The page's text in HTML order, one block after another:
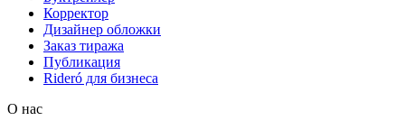
Корректор
Дизайнер обложки
Заказ тиража
Публикация
Rideró для бизнеса
О нас